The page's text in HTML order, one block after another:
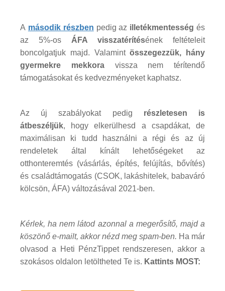
A második részben pedig az illetékmentesség és
az 5%-os ÁFA visszatérítésének feltételeit
boncolgatjuk majd. Valamintösszegezzük, hány
gyermekre mekkoravissza nem térítendő
támogatásokat és kedvezményeket kaphatsz.
Az új szabályokat pedig részletesen is
átbeszéljük, hogy elkerülhesd a csapdákat, de
maximálisan ki tudd használni a régi és az új
rendeletek által kínált lehetőségeket az
otthonteremtés (vásárlás, építés, felújítás, bővítés)
és családtámogatás (CSOK, lakáshitelek, babaváró
kölcsön, ÁFA) változásával 2021-ben.
Kérlek, ha nem látod azonnal a megerősítő, majd a
köszönő e-mailt, akkor nézd meg spam-ben. Ha már
olvasod a Heti PénzTippet rendszeresen, akkor a
szokásos oldalon letöltheted Te is. Kattints MOST: